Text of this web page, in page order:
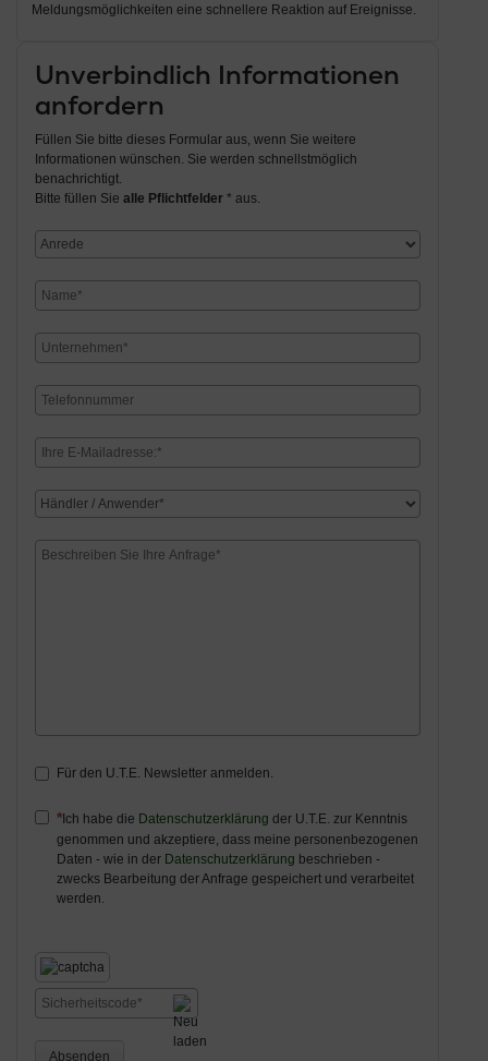
Meldungsmöglichkeiten eine schnellere Reaktion auf Ereignisse.
Unverbindlich Informationen
anfordern
Füllen Sie bitte dieses Formular aus, wenn Sie weitere
Informationen wünschen. Sie werden schnellstmöglich
benachrichtigt.
Bitte füllen Sie alle Pflichtfelder * aus.
Für den U.T.E. Newsletter anmelden.
Ich habe die Datenschutzerklärung der U.T.E. zur Kenntnis
genommen und akzeptiere, dass meine personenbezogenen
Daten - wie in der Datenschutzerklärung beschrieben -
zwecks Bearbeitung der Anfrage gespeichert und verarbeitet
werden.
Absenden